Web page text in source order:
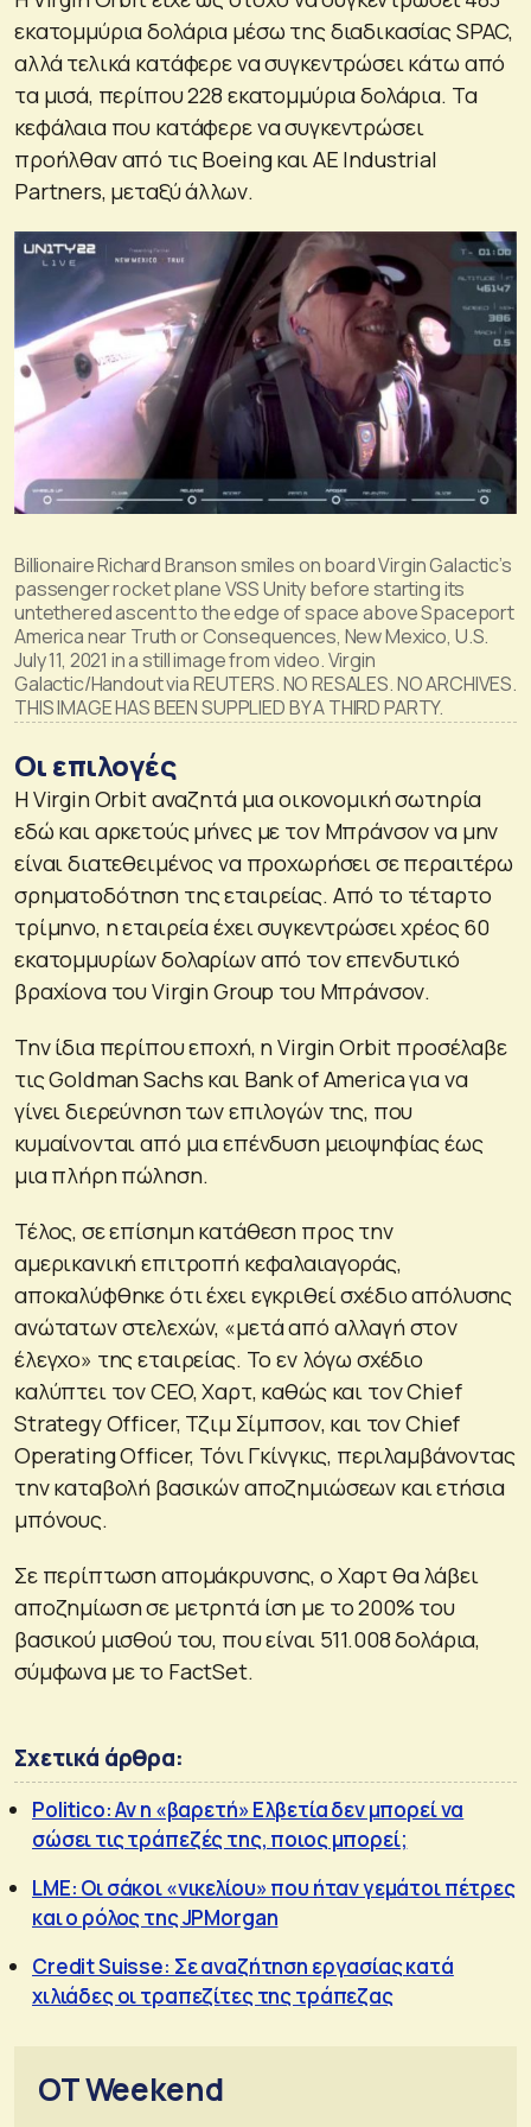
εκατομμύρια δολάρια μέσω της διαδικασίας SPAC,
αλλά τελικά κατάφερε να συγκεντρώσει κάτω από
τα μισά, περίπου 228 εκατομμύρια δολάρια. Τα
κεφάλαια που κατάφερε να συγκεντρώσει
προήλθαν από τις Boeing και AE Industrial
Partners, μεταξύ άλλων.
Billionaire Richard Branson smiles on board Virgin Galactic’s
passenger rocket plane VSS Unity before starting its
untethered ascent to the edge of space above Spaceport
America near Truth or Consequences, New Mexico, U.S.
July 11, 2021 in a still image from video. Virgin
Galactic/Handout via REUTERS. NO RESALES. NO ARCHIVES.
THIS IMAGE HAS BEEN SUPPLIED BY A THIRD PARTY.
Οι επιλογές
Η Virgin Orbit αναζητά μια οικονομική σωτηρία
εδώ και αρκετούς μήνες με τον Μπράνσον να μην
είναι διατεθειμένος να προχωρήσει σε περαιτέρω
σρηματοδότηση της εταιρείας. Από το τέταρτο
τρίμηνο, η εταιρεία έχει συγκεντρώσει χρέος 60
εκατομμυρίων δολαρίων από τον επενδυτικό
βραχίονα του Virgin Group του Μπράνσον.
Την ίδια περίπου εποχή, η Virgin Orbit προσέλαβε
τις Goldman Sachs και Bank of America για να
γίνει διερεύνηση των επιλογών της, που
κυμαίνονται από μια επένδυση μειοψηφίας έως
μια πλήρη πώληση.
Τέλος, σε επίσημη κατάθεση προς την
αμερικανική επιτροπή κεφαλαιαγοράς,
αποκαλύφθηκε ότι έχει εγκριθεί σχέδιο απόλυσης
ανώτατων στελεχών, «μετά από αλλαγή στον
έλεγχο» της εταιρείας. Το εν λόγω σχέδιο
καλύπτει τον CEO, Χαρτ, καθώς και τον Chief
Strategy Officer, Τζιμ Σίμπσον, και τον Chief
Operating Officer, Τόνι Γκίνγκις, περιλαμβάνοντας
την καταβολή βασικών αποζημιώσεων και ετήσια
μπόνους.
Σε περίπτωση απομάκρυνσης, ο Χαρτ θα λάβει
αποζημίωση σε μετρητά ίση με το 200% του
βασικού μισθού του, που είναι 511.008 δολάρια,
σύμφωνα με το FactSet.
Σχετικά άρθρα:
Politico: Αν η «βαρετή» Ελβετία δεν μπορεί να
σώσει τις τράπεζές της, ποιος μπορεί;
LME: Οι σάκοι «νικελίου» που ήταν γεμάτοι πέτρες
και ο ρόλος της JPMorgan
Credit Suisse: Σε αναζήτηση εργασίας κατά
χιλιάδες οι τραπεζίτες της τράπεζας
OT Weekend